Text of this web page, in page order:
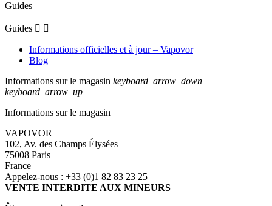
Guides
Guides  
Informations officielles et à jour – Vapovor
Blog
Informations sur le magasin keyboard_arrow_down
keyboard_arrow_up
Informations sur le magasin
VAPOVOR
102, Av. des Champs Élysées
75008 Paris
France
Appelez-nous : +33 (0)1 82 83 23 25
VENTE INTERDITE AUX MINEURS